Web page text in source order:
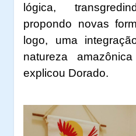
lógica,
propondo novas
logo, uma
natureza
explicou Dorado.